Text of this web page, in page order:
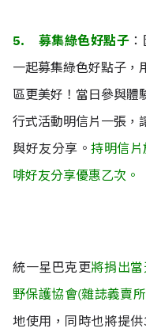
5. 募集綠色好點子
一起募集綠色好點子，
區更美好！當日參與體
行式活動明信片一張，
與好友分享。持明信
啡好友分享優惠乙次。
統一星巴克更將捐出
野保護協會(雜誌義賣
地使用，同時也將提